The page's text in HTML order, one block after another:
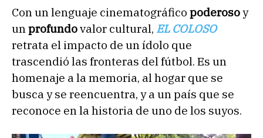
Con un lenguaje cinematográfico poderosoy
un profundovalor cultural, EL COLOSO
retrata el impacto de un ídolo que
trascendió las fronteras del fútbol. Es un
homenaje a la memoria, al hogar que se
busca y se reencuentra, y a un país que se
reconoce en la historia de uno de los suyos.